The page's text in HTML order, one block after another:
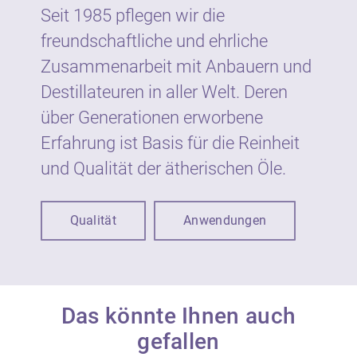
Garten.
Wie gesetzlich vorgeschrieben sind
ätherische Öle von Neumond auf dem Etikett
mit Warnhinweisen und Symbolen
gekennzeichnet. Die Kennzeichnung dient
VerbraucherInnen vor möglichen Gefahren
bei unsachgemäßer Verwendung.
Anwendung auf der Haut und Schleimhaut
ätherischen Ölen in kosmetischen Produkten
beträgt in der Regel bis zu 1 %.
Ätherische Öle sind konzentrierte
Seit 1985 pflegen wir die
freundschaftliche und ehrliche
Zusammenarbeit mit Anbauern und
Destillateuren in aller Welt. Deren
über Generationen erworbene
Erfahrung ist Basis für die Reinheit
und Qualität der ätherischen Öle.
Qualität Anwendungen
Das könnte Ihnen auch
gefallen